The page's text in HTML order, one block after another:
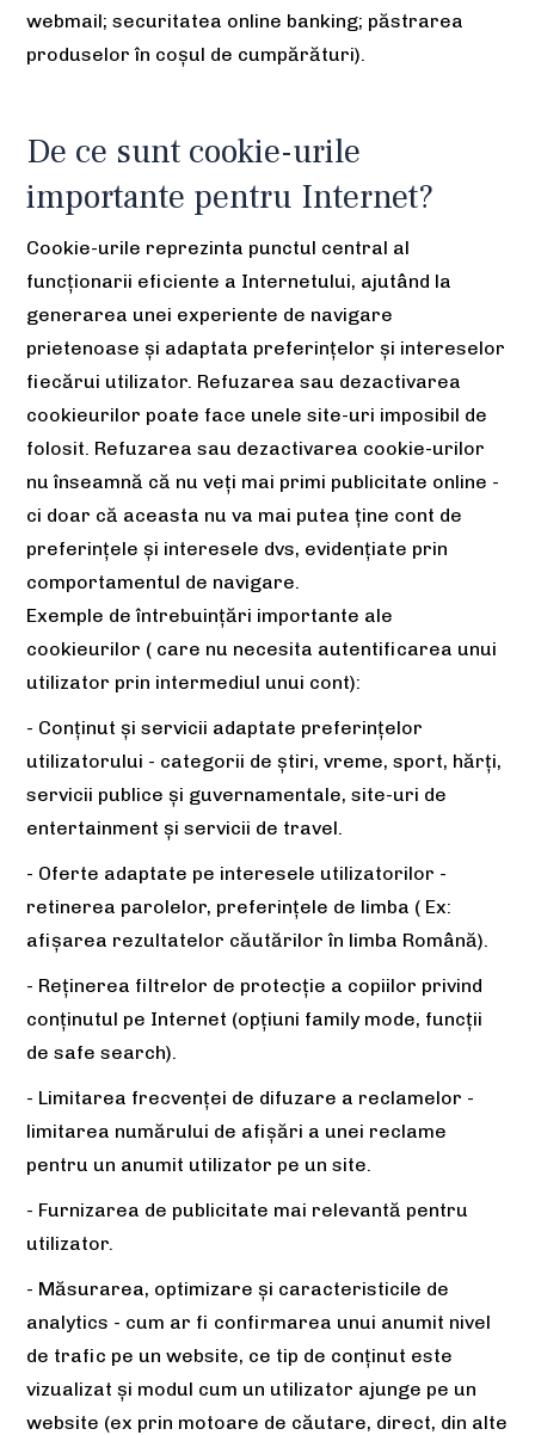
webmail; securitatea online banking; păstrarea
produselor în coșul de cumpărături).
De ce sunt cookie-urile
importante pentru Internet?
Cookie-urile reprezinta punctul central al
funcționarii eficiente a Internetului, ajutând la
generarea unei experiente de navigare
prietenoase și adaptata preferințelor și intereselor
fiecărui utilizator. Refuzarea sau dezactivarea
cookieurilor poate face unele site-uri imposibil de
folosit. Refuzarea sau dezactivarea cookie-urilor
nu înseamnă că nu veți mai primi publicitate online -
ci doar că aceasta nu va mai putea ține cont de
preferințele și interesele dvs, evidențiate prin
comportamentul de navigare.
Exemple de întrebuințări importante ale
cookieurilor ( care nu necesita autentificarea unui
utilizator prin intermediul unui cont):
- Conținut și servicii adaptate preferințelor
utilizatorului - categorii de știri, vreme, sport, hărți,
servicii publice și guvernamentale, site-uri de
entertainment și servicii de travel.
- Oferte adaptate pe interesele utilizatorilor -
retinerea parolelor, preferințele de limba ( Ex:
afișarea rezultatelor căutărilor în limba Română).
- Reținerea filtrelor de protecție a copiilor privind
conținutul pe Internet (opțiuni family mode, funcții
de safe search).
- Limitarea frecvenței de difuzare a reclamelor -
limitarea numărului de afișări a unei reclame
pentru un anumit utilizator pe un site.
- Furnizarea de publicitate mai relevantă pentru
utilizator.
- Măsurarea, optimizare și caracteristicile de
analytics - cum ar fi confirmarea unui anumit nivel
de trafic pe un website, ce tip de conținut este
vizualizat și modul cum un utilizator ajunge pe un
website (ex prin motoare de căutare, direct, din alte